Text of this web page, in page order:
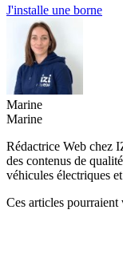
J'installe une borne
Marine
Marine
Rédactrice Web chez
des contenus de
véhicules électriques
Ces articles pourraient